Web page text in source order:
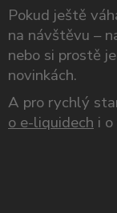
Pokud ještě
na návštěvu –
nebo si prostě
novinkách.
A pro rychlý
o e-liquidech i